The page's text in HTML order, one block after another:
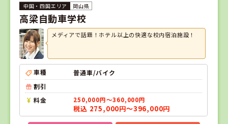
岡山県
高梁自動車学校
メディアで話題！ホテル以上の快適な校内宿泊施設！
車種
普通車/バイク
割引
料金
250,000円～360,000円
税込 275,000円～396,000円